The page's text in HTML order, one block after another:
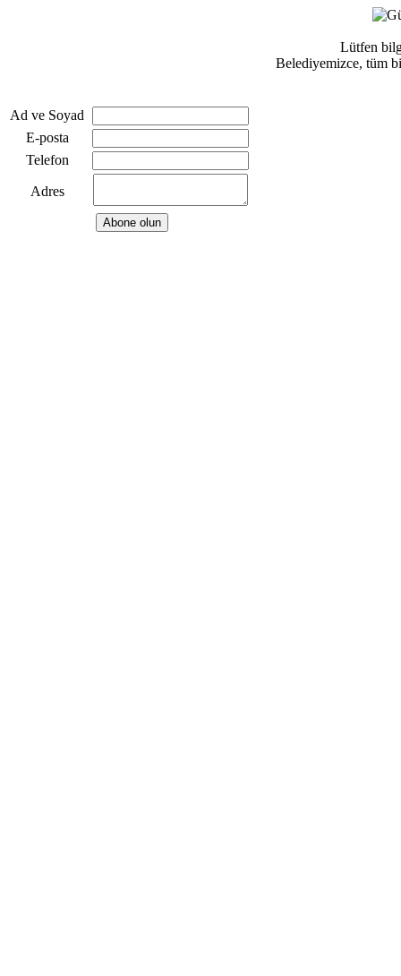
Lütfen
Belediyemizce, tüm
Ad ve Soyad
E-posta
Telefon
Adres